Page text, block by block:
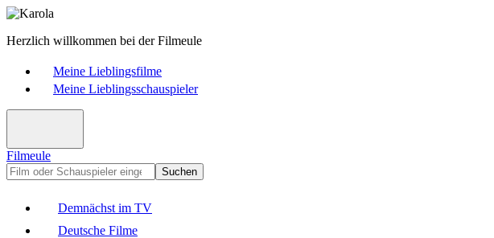
Herzlich willkommen bei der Filmeule
Meine Lieblingsfilme
Meine Lieblingsschauspieler
Filmeule
Suchen
Demnächst im TV
Deutsche Filme